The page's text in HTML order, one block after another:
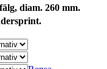
diam. 260 mm.